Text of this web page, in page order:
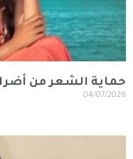
حماية الشعر من
04/07/2026